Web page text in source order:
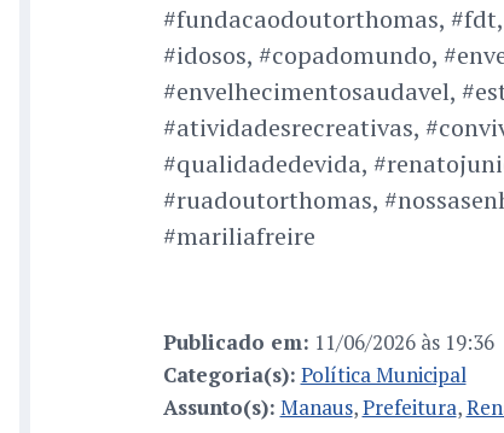
#fundacaodoutorthomas,
#idosos, #copadomundo,
#envelhecimentosaudavel,
#atividadesrecreativas,
#qualidadedevida,
#ruadoutorthomas,
#mariliafreire
Publicado em: 11/06/2026 às 19:36
Categoria(s): Política Municipal
Assunto(s): Manaus,Prefeitura,